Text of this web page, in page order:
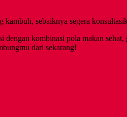
sebaiknya segera
kombinasi pola makan
dari sekarang!